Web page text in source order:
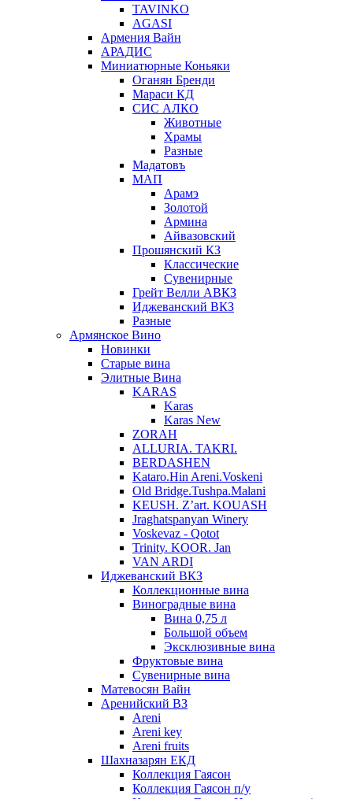
TAVINKO
AGASI
Армения Вайн
АРАДИС
Миниатюрные Коньяки
Оганян Бренди
Мараси КД
СИС АЛКО
Животные
Храмы
Разные
Мадатовъ
МАП
Арамэ
Золотой
Армина
Айвазовский
Прошянский КЗ
Классические
Сувенирные
Грейт Велли АВКЗ
Иджеванский ВКЗ
Разные
Армянское Вино
Новинки
Старые вина
Элитные Вина
KARAS
Karas
Karas New
ZORAH
ALLURIA. TAKRI.
BERDASHEN
Kataro.Hin Areni.Voskeni
Old Bridge.Tushpa.Malani
KEUSH. Z’art. KOUASH
Jraghatspanyan Winery
Voskevaz - Qotot
Trinity. KOOR. Jan
VAN ARDI
Иджеванский ВКЗ
Коллекционные вина
Виноградные вина
Вина 0,75 л
Большой объем
Эксклюзивные вина
Фруктовые вина
Cувенирные вина
Матевосян Вайн
Аренийский ВЗ
Areni
Areni key
Areni fruits
Шахназарян ЕКД
Коллекция Гаясон
Коллекция Гаясон п/у